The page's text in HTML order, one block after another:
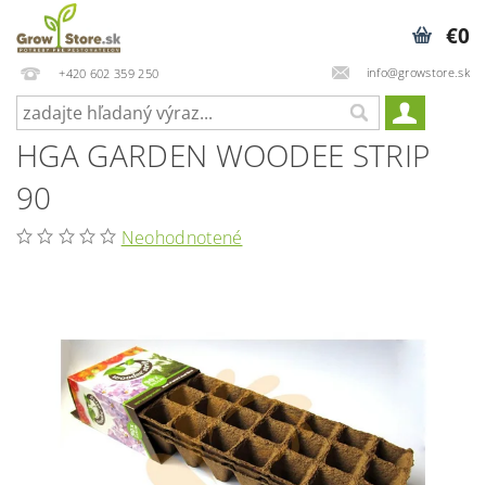
+420 602 359 250 info@growstore.sk
€0
HGA GARDEN WOODEE STRIP
90
Neohodnotené